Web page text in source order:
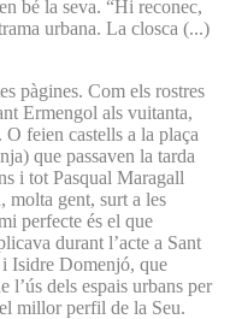
bé la seva. “Hi reconec,
urbana. La closca (...)
pàgines. Com els rostres
Ermengol als vuitanta,
feien castells a la plaça
que passaven la tarda
i tot Pasqual Maragall
molta gent, surt a les
perfecte és el que
durant l’acte a Sant
Isidre Domenjó, que
l’ús dels espais urbans per
millor perfil de la Seu.